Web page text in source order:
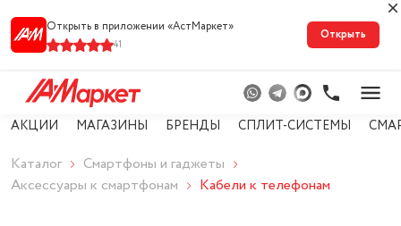
Открыть в приложении «АстМарке‪т‬»
41
Открыть
АКЦИИ МАГАЗИНЫ БРЕНДЫ СПЛИТ-СИСТЕМЫ
Каталог
Смартфоны и гаджеты
Аксессуары к смартфонам
Кабели к телефонам